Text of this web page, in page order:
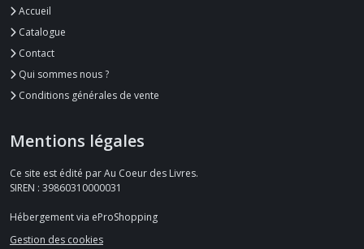
Accueil
Catalogue
Contact
Qui sommes nous ?
Conditions générales de vente
Mentions légales
Ce site est édité par Au Coeur des Livres.
SIREN : 39860310000031
Hébergement via eProShopping
Gestion des cookies